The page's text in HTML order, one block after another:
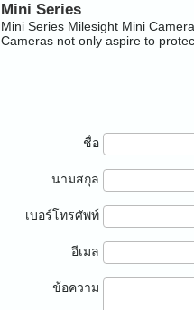
Mini Series
Mini Series Milesight Mini
Cameras not only aspire to
ชื่อ
นามสกุล
เบอร์โทรศัพท์
อีเมล
ข้อความ